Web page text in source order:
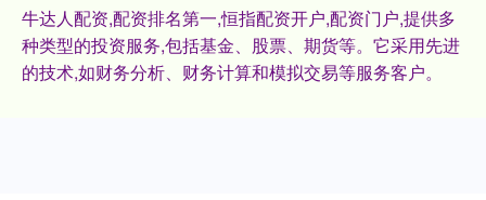
牛达人配资,配资排名第一,恒指配资开户,配资门户,提供多
种类型的投资服务,包括基金、股票、期货等。它采用先进
的技术,如财务分析、财务计算和模拟交易等服务客户。